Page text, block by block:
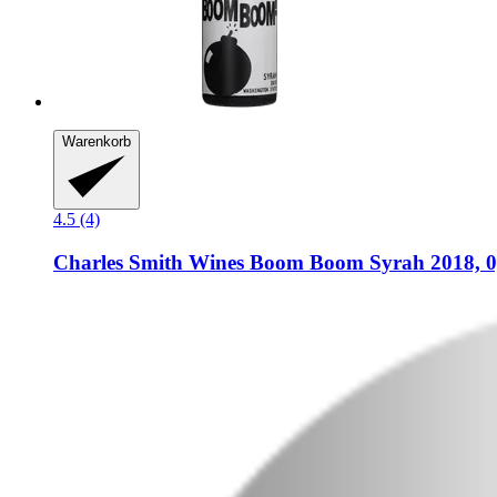
Warenkorb
4.5 (4)
Charles Smith Wines Boom Boom Syrah 2018,